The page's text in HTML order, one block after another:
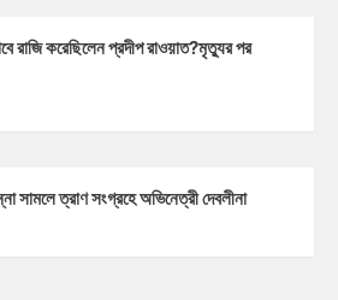
রাজি করেছিলেন প্রদীপ রাওয়াত?মৃত্যুর পর
সামলে ত্রাণ সংগ্রহে অভিনেত্রী দেবলীনা